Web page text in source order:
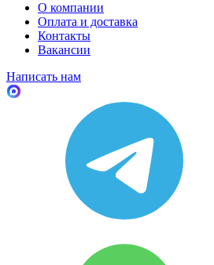
О компании
Оплата и доставка
Контакты
Вакансии
Написать нам